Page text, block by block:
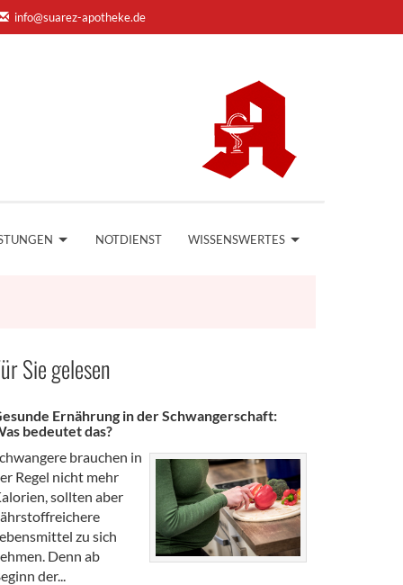
info@suarez-apotheke.de
NOTDIENST WISSENSWERTES
Sie gelesen
Ernährung in der Schwangerschaft:
bedeutet das?
brauchen in
Regel nicht mehr
sollten aber
zu sich
Denn ab
der...